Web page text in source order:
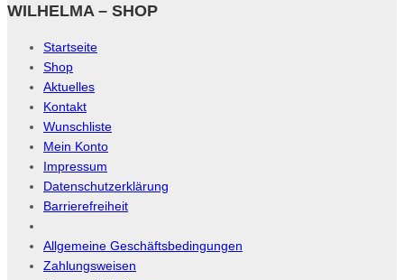
WILHELMA – SHOP
Startseite
Shop
Aktuelles
Kontakt
Wunschliste
Mein Konto
Impressum
Datenschutzerklärung
Barrierefreiheit
Allgemeine Geschäftsbedingungen
Zahlungsweisen